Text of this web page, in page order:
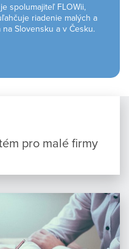
spolumajiteľ FLOWii,
riadenie malých a
Slovensku a v Česku.
pro malé firmy